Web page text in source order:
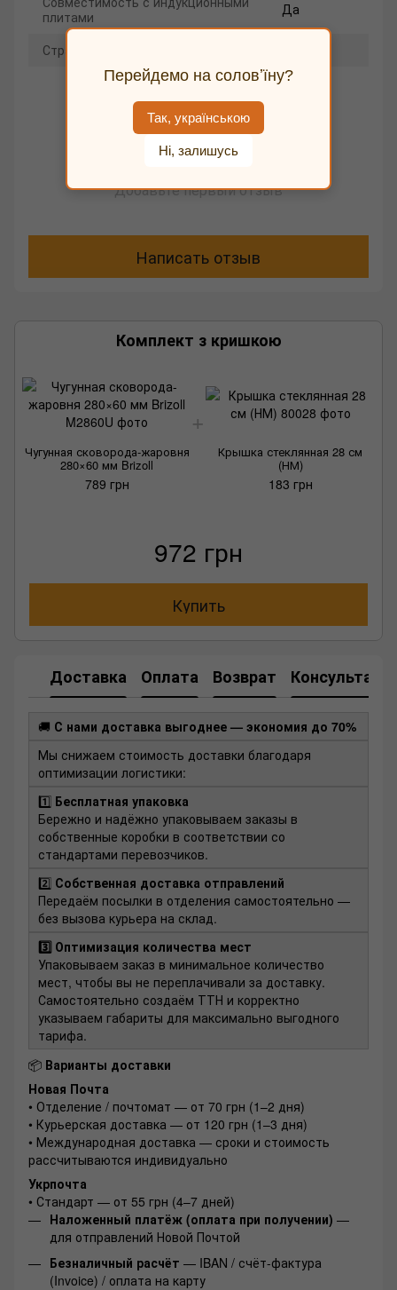
плитами
Да
Страна производитель
Добавьте первый отзыв
Написать отзыв
Комплект з кришкою
Чугунная сковорода-жаровня
280×60 мм Brizoll
789 грн
Крышка стеклянная 28 см
(НМ)
183 грн
972 грн
Купить
Доставка Оплата Возврат
🚚 С нами доставка выгоднее — экономия до 70%
Мы снижаем стоимость доставки благодаря
оптимизации логистики:
1️⃣ Бесплатная упаковка
Бережно и надёжно упаковываем заказы в
собственные коробки в соответствии со
стандартами перевозчиков.
2️⃣ Собственная доставка отправлений
Передаём посылки в отделения самостоятельно —
без вызова курьера на склад.
3️⃣ Оптимизация количества мест
Упаковываем заказ в минимальное количество
мест, чтобы вы не переплачивали за доставку.
Самостоятельно создаём ТТН и корректно
указываем габариты для максимально выгодного
тарифа.
📦 Варианты доставки
Новая Почта
• Отделение / почтомат — от 70 грн (1–2 дня)
• Курьерская доставка — от 120 грн (1–3 дня)
• Международная доставка — сроки и стоимость
рассчитываются индивидуально
Укрпочта
• Стандарт — от 55 грн (4–7 дней)
Наложенный платёж (оплата при получении) —
для отправлений Новой Почтой
Безналичный расчёт — IBAN / счёт-фактура
(Invoice) / оплата на карту
Перейдемо на соловʼїну?
Так, українською
Ні, залишусь